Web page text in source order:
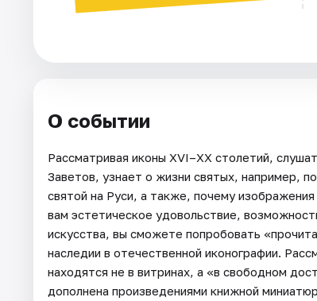
О событии
Рассматривая иконы XVI–XX столетий,
Заветов, узнает о жизни святых, например,
святой на Руси, а также, почему
вам эстетическое удовольствие,
искусства, вы сможете попробовать
наследии в отечественной иконографии.
находятся не в витринах, а «в свободном
дополнена произведениями книжной